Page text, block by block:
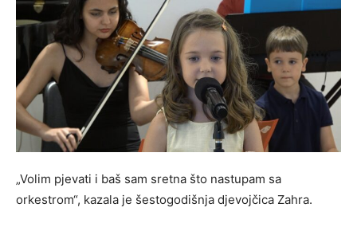
„Volim pjevati i baš sam sretna što nastupam sa
orkestrom“, kazala je šestogodišnja djevojčica Zahra.